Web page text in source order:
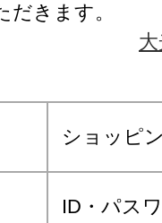
きます。
ショッピ
ID・パス